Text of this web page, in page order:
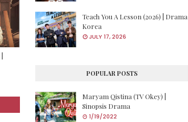
Teach You A Lesson (2026) | Drama
Korea
JULY 17, 2026
POPULAR POSTS
Maryam Qistina (TV Okey) |
Sinopsis Drama
1/19/2022